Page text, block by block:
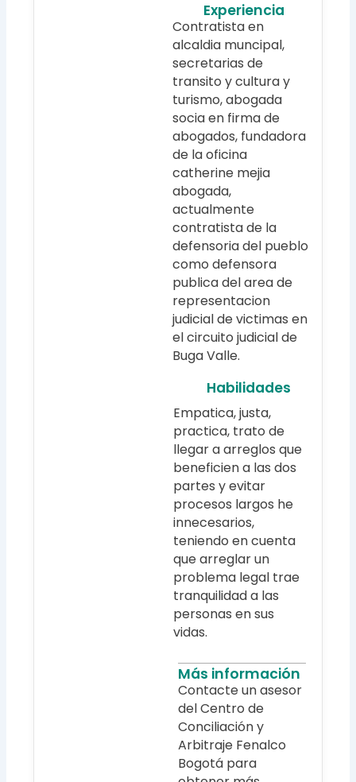
Experiencia
Contratista en
alcaldia muncipal,
secretarias de
transito y cultura y
turismo, abogada
socia en firma de
abogados, fundadora
de la oficina
catherine mejia
abogada,
actualmente
contratista de la
defensoria del pueblo
como defensora
publica del area de
representacion
judicial de victimas en
el circuito judicial de
Buga Valle.
Habilidades
Empatica, justa,
practica, trato de
llegar a arreglos que
beneficien a las dos
partes y evitar
procesos largos he
innecesarios,
teniendo en cuenta
que arreglar un
problema legal trae
tranquilidad a las
personas en sus
vidas.
Más información
Contacte un asesor
del Centro de
Conciliación y
Arbitraje Fenalco
Bogotá para